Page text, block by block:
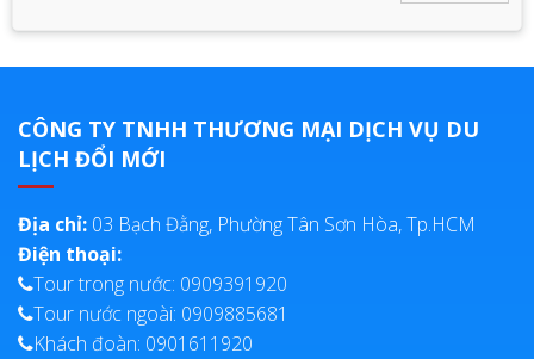
CÔNG TY TNHH THƯƠNG MẠI DỊCH VỤ DU
LỊCH ĐỔI MỚI
Địa chỉ: 03 Bạch Đằng, Phường Tân Sơn Hòa, Tp.HCM
Điện thoại:
Tour trong nước: 0909391920
Tour nước ngoài: 0909885681
Khách đoàn: 0901611920